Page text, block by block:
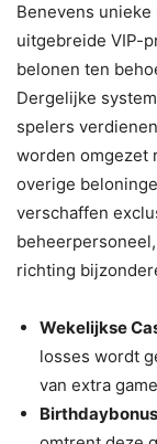
Benevens
uitgebreide VIP-
belonen ten
Dergelijke
spelers
worden omgezet
overige
verschaffen
richting
Wekelijkse
losses wordt
van extra